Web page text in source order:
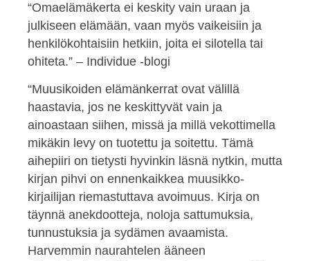
“Omaelämäkerta ei keskity vain uraan ja
julkiseen elämään, vaan myös vaikeisiin ja
henkilökohtaisiin hetkiin, joita ei silotella tai
ohiteta.” – Individue -blogi
“Muusikoiden elämänkerrat ovat välillä
haastavia, jos ne keskittyvät vain ja
ainoastaan siihen, missä ja millä vekottimella
mikäkin levy on tuotettu ja soitettu. Tämä
aihepiiri on tietysti hyvinkin läsnä nytkin, mutta
kirjan pihvi on ennenkaikkea muusikko-
kirjailijan riemastuttava avoimuus. Kirja on
täynnä anekdootteja, noloja sattumuksia,
tunnustuksia ja sydämen avaamista.
Harvemmin naurahtelen ääneen